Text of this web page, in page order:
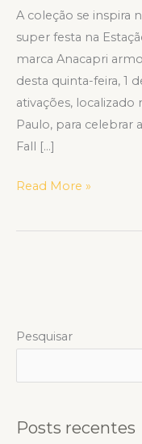
A coleção se inspira
super festa na
marca Anacapri
desta quinta-feira, 1
ativações, localizado
Paulo, para celebrar
Fall […]
Read More »
Pesquisar
Posts recentes